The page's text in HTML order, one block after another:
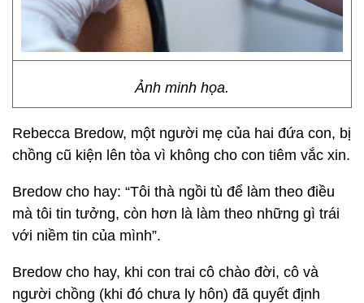
Ảnh minh họa.
Rebecca Bredow, một người mẹ của hai đứa con, bị
chồng cũ kiện lên tòa vì không cho con tiêm vắc xin.
Bredow cho hay: “Tôi thà ngồi tù để làm theo điều
mà tôi tin tưởng, còn hơn là làm theo những gì trái
với niềm tin của mình”.
Bredow cho hay, khi con trai cô chào đời, cô và
người chồng (khi đó chưa ly hôn) đã quyết định